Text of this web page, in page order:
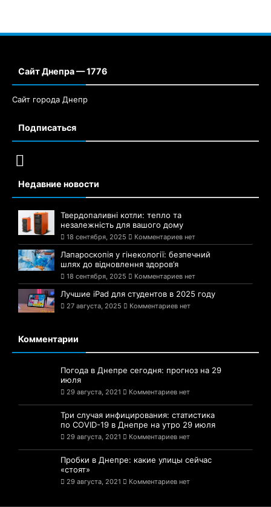
Сайт города Днепр
Недавние новости
Твердопаливні котли: тепло та
18 сентября, 2025 Комментариев нет
Лапароскопія у гінекології: безпечний
шлях до відновлення здоров’я
18 сентября, 2025 Комментариев нет
Лучшие iPad для студентов в 2025 году
27 августа, 2025 Комментариев нет
Погода в Днепре сегодня: прогноз на 29
29 августа, 2021 Комментариев нет
Три случая инфицирования: статистика
по COVID-19 в Днепре на утро 29 июля
29 августа, 2021 Комментариев нет
Пробки в Днепре: какие улицы сейчас
«стоят»
29 августа, 2021 Комментариев нет